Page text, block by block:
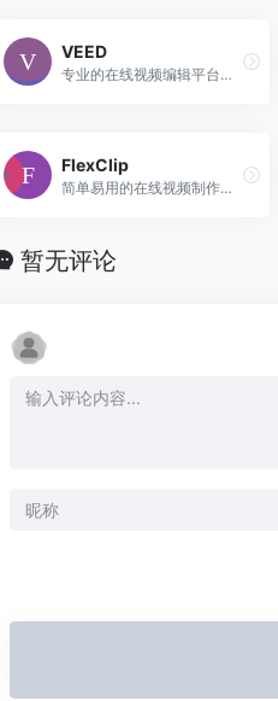
VEED
专业的在线视频编辑平台，专注于社交媒体和营销视频制作
FlexClip
简单易用的在线视频制作工具，提供模板化的视频编辑解决方案
暂无评论